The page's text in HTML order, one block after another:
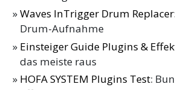
Waves InTrigger Drum Replacer
Drum-Aufnahme
Einsteiger Guide Plugins &
das meiste raus
HOFA SYSTEM Plugins Test: